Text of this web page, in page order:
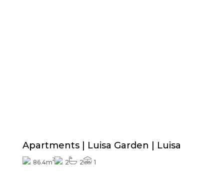
Apartments | Luisa Garden | Luisa
86.4m2 2 2 1